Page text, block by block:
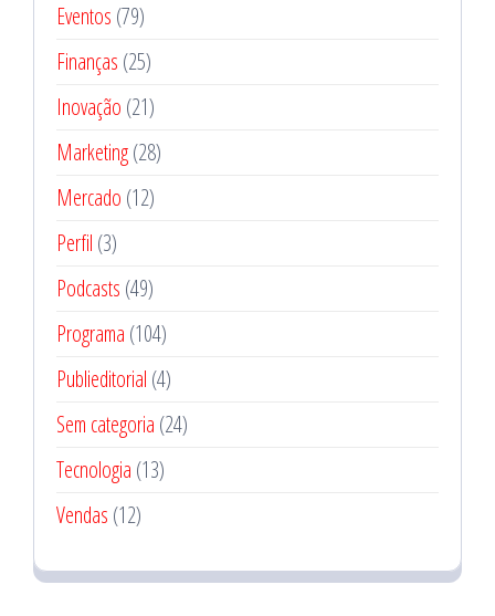
Eventos (79)
Finanças (25)
Inovação (21)
Marketing(28)
Mercado (12)
Perfil (3)
Podcasts (49)
Programa (104)
Publieditorial (4)
Sem categoria (24)
Tecnologia (13)
Vendas (12)